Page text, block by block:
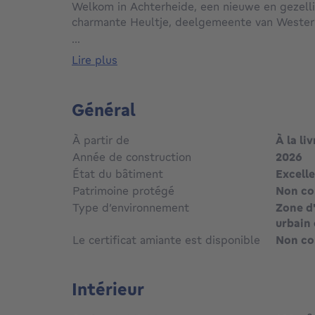
Welkom in Achterheide, een nieuwe en
charmante Heultje, deelgemeente van
In dit kleinschalige woonproject zijn nog
gezinswoningen beschikbaar. Elke woning
groen, met alle comfort van vandaag én
De twee laatste woningen beschikken over
van 140 m², een zonnige zuidgerichte tuin en
energiezuinig E-peil E0. Zo geniet je niet
wooncomfort, maar ook van een duurzame
Wonen als een plaatje!
Heultje ademt rust en natuur. Uitgestrekte
beschermde natuurgebieden vormen het
achtertuin van Westerlo genoemd.
...
lire plus
Général
À partir de
À la
Année de construction
2026
État du bâtiment
Patrimoine protégé
Non
Type d’environnement
Zone
urbain
Le certificat amiante est disponible
Non
Intérieur